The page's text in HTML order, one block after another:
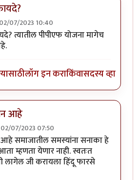
02/07/2023 10:40
ते बघावे लागेलbyइपित्तर इतिहासकार
त्यातील पीपीएफ योजना मागेच
लॉग इन कराकिंवासदस्य व्हा
आहे
02/07/2023 07:50
फायदा काय आहे?byवामन देशमुख
समाजातील समस्यांना सनाका हे
म्हणता येणार नाही. स्वतःत
लागेल जी करायला हिंदू फारसे